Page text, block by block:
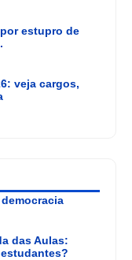
estupro de
veja cargos,
das Aulas: